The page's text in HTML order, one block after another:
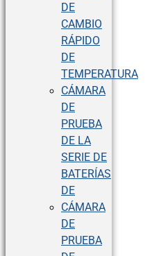
DE
CAMBIO
RÁPIDO
DE
TEMPERATURA
CÁMARA
DE
PRUEBA
DE LA
SERIE DE
BATERÍAS
DE
CÁMARA
DE
PRUEBA